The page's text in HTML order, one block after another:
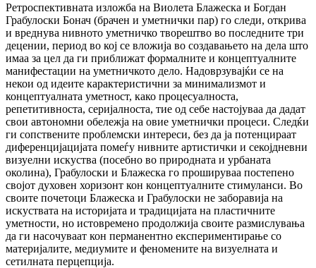
Ретроспективната изложба на Виолета Блажеска и Богдан
Грабулоски Бонач (брачен и уметнички пар) го следи, открива
и вреднува нивното уметничко творештво во последните три
децении, период во кој се вложија во создавањето на дела што
имаа за цел да ги приближат формалните и концептуалните
манифестации на уметничкото дело. Надоврзувајќи се на
некои од идеите карактеристични за минимализмот и
концептуалната уметност, како процесуалноста,
репетитивноста, серијалноста, тие од себе настојуваа да дадат
свои автономни обележја на овие уметнички процеси. Следќи
ги сопствените проблемски интереси, без да ја потенцираат
диференцијацијата помеѓу нивните артистички и секојдневни
визуелни искуства (посебно во природната и урбаната
околина), Грабулоски и Блажеска го прошируваа постепено
својот духовен хоризонт кон концептуалните стимуланси. Во
своите почетоци Блажеска и Грабулоски не заборавија на
искуствата на историјата и традицијата на пластичните
уметности, но истовремено продолжија своите размислувања
да ги насочуваат кон перманентно експериментирање со
материјалите, медиумите и феномените на визуелната и
сетилната перцепција.